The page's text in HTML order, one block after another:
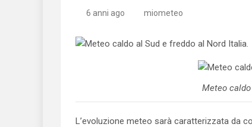
6 anni ago miometeo
Meteo
L’evoluzione meteo sarà caratterizzata da